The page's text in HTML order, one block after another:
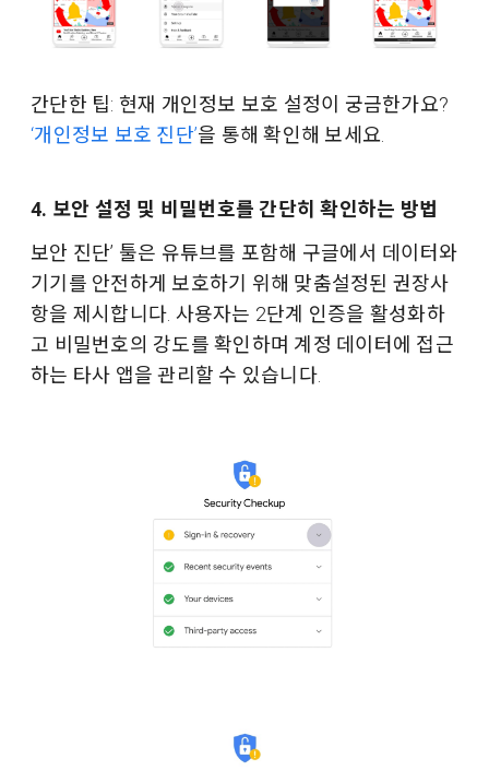
간단한 팁: 현재 개인정보 보호 설정이 궁금한가요?
‘개인정보 보호 진단’을 통해 확인해 보세요.
4. 보안 설정 및 비밀번호를 간단히 확인하는 방법
보안 진단’ 툴은 유튜브를 포함해 구글에서 데이터와
기기를 안전하게 보호하기 위해 맞춤설정된 권장사
항을 제시합니다. 사용자는 2단계 인증을 활성화하
고 비밀번호의 강도를 확인하며 계정 데이터에 접근
하는 타사 앱을 관리할 수 있습니다.